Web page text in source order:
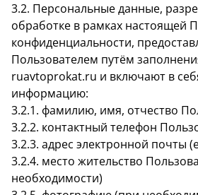
3.2. Персональные данные,
обработке в рамках настоящей
конфиденциальности,
Пользователем путём
ruavtoprokat.ru и включают в
информацию:
3.2.1. фамилию, имя, отчество
3.2.2. контактный телефон
3.2.3. адрес электронной почты
3.2.4. место жительство
необходимости)